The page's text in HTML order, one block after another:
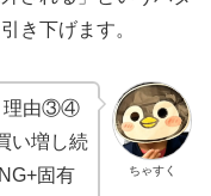
き下げます。
ちゃすく
理由③④
い増し続
固有